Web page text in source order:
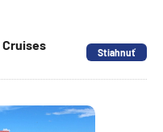
Cruises